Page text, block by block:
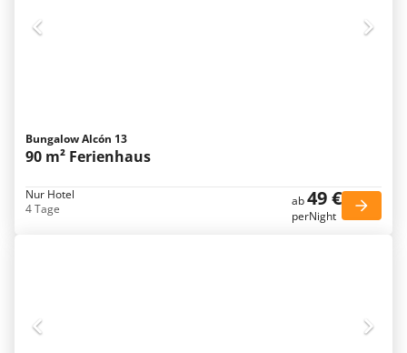
Bungalow Alcón 13
90 m² Ferienhaus
Nur Hotel
4 Tage
ab49 €
perNight